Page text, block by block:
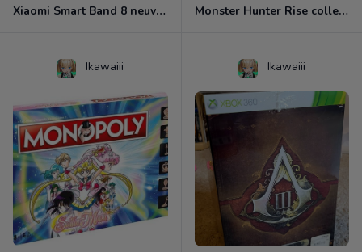
Xiaomi Smart Band 8 neuve emballée Monster Hunter Rise collector Nintendo Switch
Ikawaiii Ikawaiii